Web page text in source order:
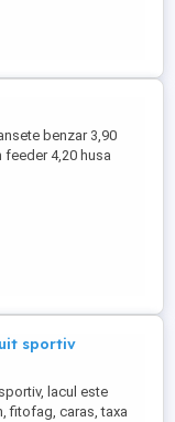
benzar 3,90
4,20 husa
expert 2 senzori
bucati carp expert
sportiv
lacul este
fitofag, caras, taxa